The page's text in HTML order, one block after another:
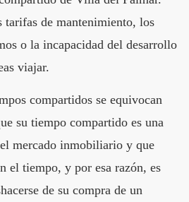
tarifas de mantenimiento, los
o la incapacidad del desarrollo
viajar.
compartidos se equivocan
su tiempo compartido es una
mercado inmobiliario y que
el tiempo, y por esa razón, es
de su compra de un